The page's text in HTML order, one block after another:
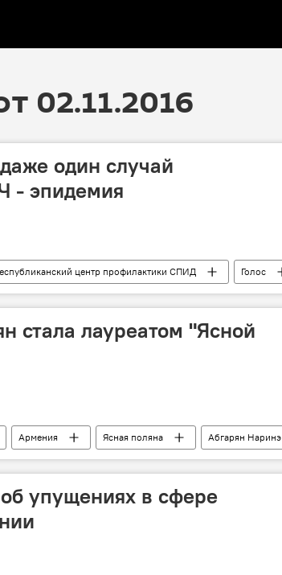
02.11.2016
один случай
- эпидемия
центр профилактики СПИД Голос
стала лауреатом "Ясной
Армения Ясная поляна
Абгарян Наринэ
упущениях в сфере